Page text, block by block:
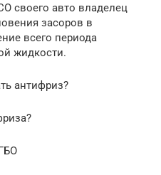
своего авто владелец
засоров в
всего периода
жидкости.
антифриз?